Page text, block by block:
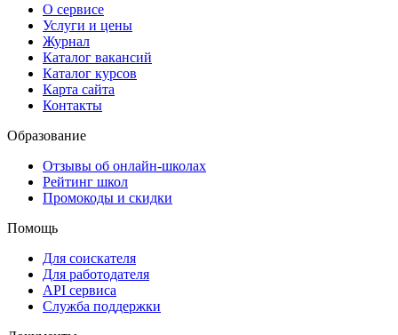
О сервисе
Услуги и цены
Журнал
Каталог вакансий
Каталог курсов
Карта сайта
Контакты
Образование
Отзывы об онлайн-школах
Рейтинг школ
Промокоды и скидки
Помощь
Для соискателя
Для работодателя
API сервиса
Служба поддержки